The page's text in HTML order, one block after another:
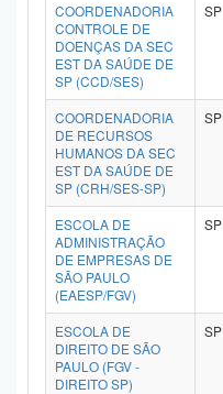
COORDENADORIA
CONTROLE DE
DOENÇAS DA SEC
EST DA SAÚDE DE
SP (CCD/SES)
SP
COORDENADORIA
DE RECURSOS
HUMANOS DA SEC
EST DA SAÚDE DE
SP (CRH/SES-SP)
SP
ESCOLA DE
ADMINISTRAÇÃO
DE EMPRESAS DE
SÃO PAULO
(EAESP/FGV)
SP
ESCOLA DE
DIREITO DE SÃO
PAULO (FGV -
DIREITO SP)
SP